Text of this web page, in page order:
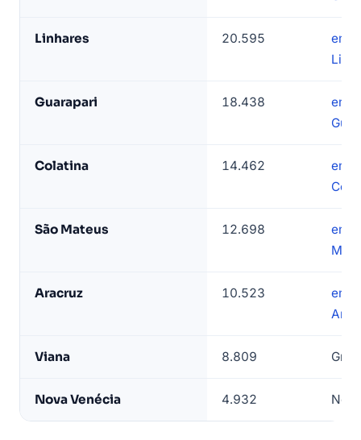
Linhares 20.595
Guarapari 18.438
Colatina 14.462
São Mateus 12.698
Aracruz 10.523
Viana 8.809
Nova Venécia 4.932